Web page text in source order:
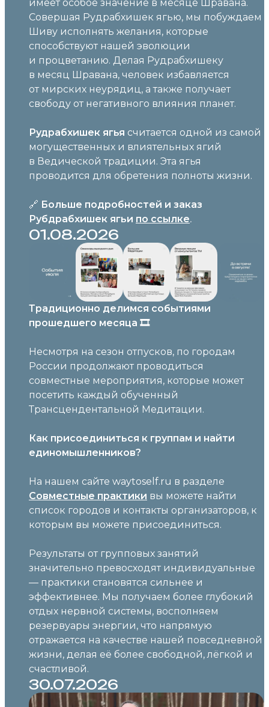
имеет особое значение в месяце Шравана.
Совершая Рудрабхишек ягью, мы побуждаем
Шиву исполнять желания, которые
способствуют нашей эволюции
и процветанию. Делая Рудрабхишеку
в месяц Шравана, человек избавляется
от мирских неурядиц, а также получает
свободу от негативного влияния планет.
Рудрабхишек ягья считается одной из самой
могущественных и влиятельных ягий
в Ведической традиции. Эта ягья
проводится для обретения полноты жизни.
🔗 Больше подробностей и заказ
Рубдрабхишек ягьи по ссылке.
01.08.2026
Традиционно делимся событиями
прошедшего месяца 🎞️
Несмотря на сезон отпусков, по городам
России продолжают проводиться
совместные мероприятия, которые может
посетить каждый обученный
Трансцендентальной Медитации.
Как присоединиться к группам и найти
единомышленников?
На нашем сайте waytoself.ru в разделе
Совместные практики вы можете найти
список городов и контакты организаторов, к
которым вы можете присоединиться.
Результаты от групповых занятий
значительно превосходят индивидуальные
— практики становятся сильнее и
эффективнее. Мы получаем более глубокий
отдых нервной системы, восполняем
резервуары энергии, что напрямую
отражается на качестве нашей повседневной
жизни, делая её более свободной, лёгкой и
счастливой.
30.07.2026